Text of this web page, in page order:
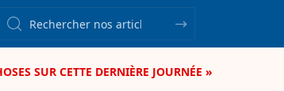
SUR CETTE DERNIÈRE JOURNÉE »